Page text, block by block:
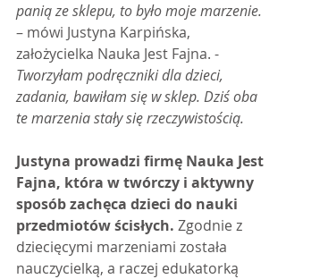
panią ze sklepu, to było moje marzenie.
– mówi Justyna Karpińska,
założycielka Nauka Jest Fajna. -
Tworzyłam podręczniki dla dzieci,
zadania, bawiłam się w sklep. Dziś oba
te marzenia stały się rzeczywistością.
Justyna prowadzi firmę Nauka Jest
Fajna, która w twórczy i aktywny
sposób zachęca dzieci do nauki
przedmiotów ścisłych. Zgodnie z
dziecięcymi marzeniami została
nauczycielką, a raczej edukatorką